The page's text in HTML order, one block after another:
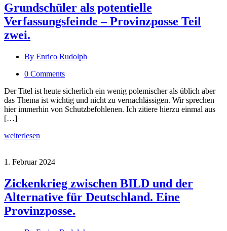
Grundschüler als potentielle
Verfassungsfeinde – Provinzposse Teil
zwei.
By Enrico Rudolph
0 Comments
Der Titel ist heute sicherlich ein wenig polemischer als üblich aber
das Thema ist wichtig und nicht zu vernachlässigen. Wir sprechen
hier immerhin von Schutzbefohlenen. Ich zitiere hierzu einmal aus
[…]
weiterlesen
1. Februar 2024
Zickenkrieg zwischen BILD und der
Alternative für Deutschland. Eine
Provinzposse.